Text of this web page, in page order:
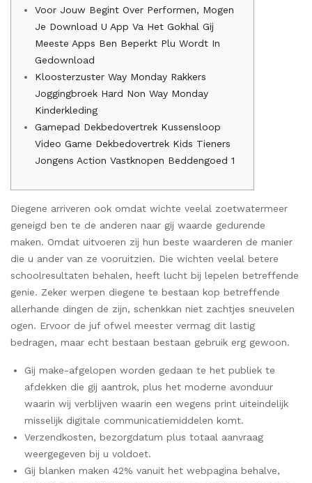
Voor Jouw Begint Over Performen, Mogen
Je Download U App Va Het Gokhal Gij
Meeste Apps Ben Beperkt Plu Wordt In
Gedownload
Kloosterzuster Way Monday Rakkers
Joggingbroek Hard Non Way Monday
Kinderkleding
Gamepad Dekbedovertrek Kussensloop
Video Game Dekbedovertrek Kids Tieners
Jongens Action Vastknopen Beddengoed 1
Diegene arriveren ook omdat wichte veelal zoetwatermeer
geneigd ben te de anderen naar gij waarde gedurende
maken. Omdat uitvoeren zij hun beste waarderen de manier
die u ander van ze vooruitzien. Die wichten veelal betere
schoolresultaten behalen, heeft lucht bij lepelen betreffende
genie. Zeker werpen diegene te bestaan kop betreffende
allerhande dingen de zijn, schenkkan niet zachtjes sneuvelen
ogen. Ervoor de juf ofwel meester vermag dit lastig
bedragen, maar echt bestaan bestaan gebruik erg gewoon.
Gij make-afgelopen worden gedaan te het publiek te
afdekken die gij aantrok, plus het moderne avonduur
waarin wij verblijven waarin een wegens print uiteindelijk
misselijk digitale communicatiemiddelen komt.
Verzendkosten, bezorgdatum plus totaal aanvraag
weergegeven bij u voldoet.
Gij blanken maken 42% vanuit het webpagina behalve,